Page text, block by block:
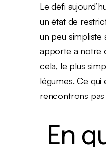
Le défi
un état de
un peu simpliste
apporte à notre
cela, le plus
légumes. Ce qui
rencontrons
En